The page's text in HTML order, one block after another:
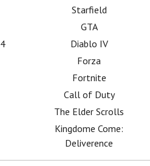
Starfield
GTA
Diablo IV
Forza
Fortnite
Call of Duty
The Elder Scrolls
Kingdome Come:
Deliverence